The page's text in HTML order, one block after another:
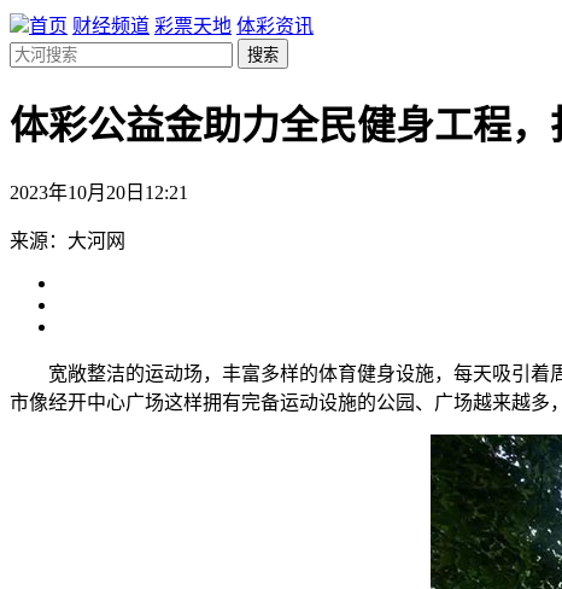
首页 财经频道 彩票天地 体彩资讯
搜索
体彩公益金助力全民健身工程
2023年10月20日12:21
来源：大河网
宽敞整洁的运动场，丰富多样的体育健身设施，每天吸引
市像经开中心广场这样拥有完备运动设施的公园、广场越来越